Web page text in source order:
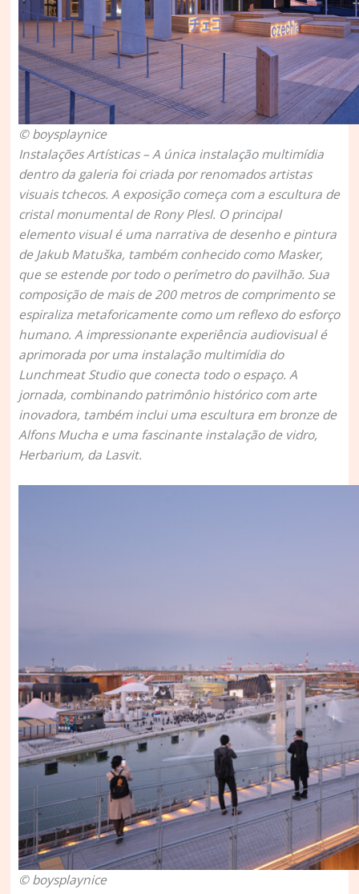
© boysplaynice
Instalações Artísticas – A única instalação multimídia
dentro da galeria foi criada por renomados artistas
visuais tchecos. A exposição começa com a escultura de
cristal monumental de Rony Plesl. O principal
elemento visual é uma narrativa de desenho e pintura
de Jakub Matuška, também conhecido como Masker,
que se estende por todo o perímetro do pavilhão. Sua
composição de mais de 200 metros de comprimento se
espiraliza metaforicamente como um reflexo do esforço
humano. A impressionante experiência audiovisual é
aprimorada por uma instalação multimídia do
Lunchmeat Studio que conecta todo o espaço. A
jornada, combinando patrimônio histórico com arte
inovadora, também inclui uma escultura em bronze de
Alfons Mucha e uma fascinante instalação de vidro,
Herbarium, da Lasvit.
© boysplaynice